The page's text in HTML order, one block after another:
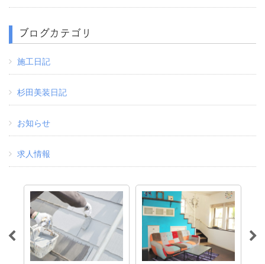
ブログカテゴリ
施工日記
杉田美装日記
お知らせ
求人情報